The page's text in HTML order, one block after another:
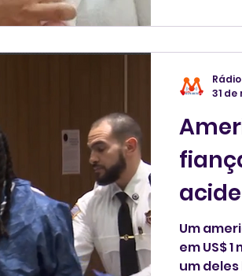
14 de
Um
em US$
um
31 de